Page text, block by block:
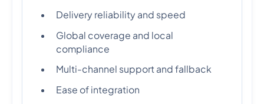
Delivery reliability and speed
Global coverage and local
compliance
Multi-channel support and fallback
Ease of integration